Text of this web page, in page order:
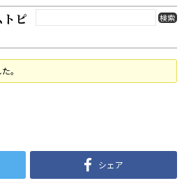
トピ
。
シェア